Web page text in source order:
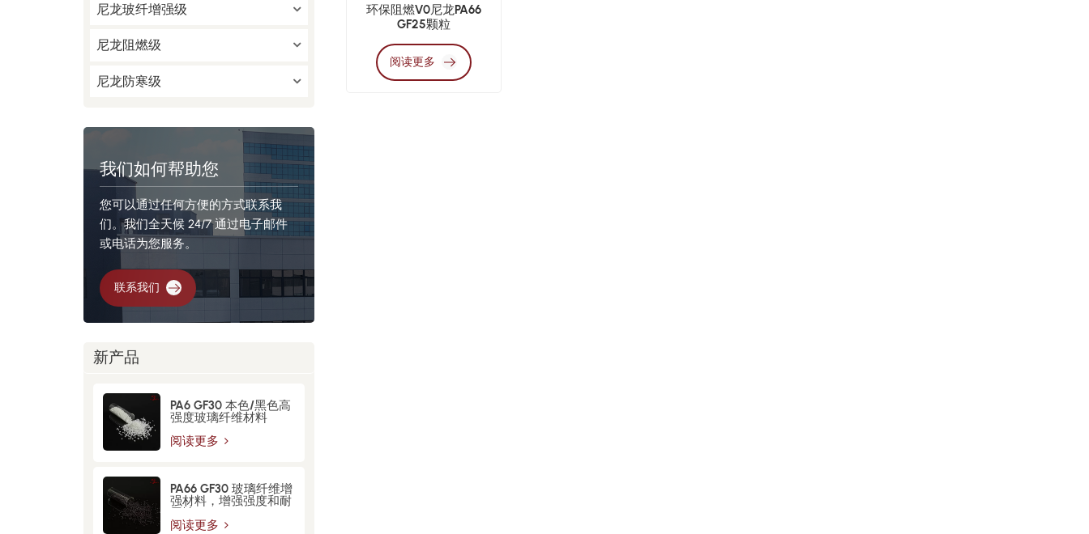
尼龙玻纤增强级
尼龙阻燃级
尼龙防寒级
我们如何帮助您
您可以通过任何方便的方式联系我
们。我们全天候 24/7 通过电子邮件
或电话为您服务。
联系我们
新产品
PA6 GF30 本色/黑色高
强度玻璃纤维材料
阅读更多
PA66 GF30 玻璃纤维增​​
强材料，增强强度和耐
用性
阅读更多
环保阻燃V0尼龙PA66
GF25颗粒
阅读更多